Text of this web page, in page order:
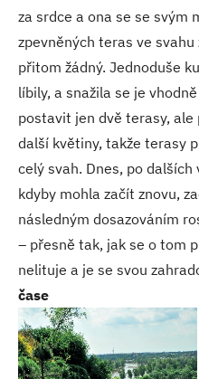
za srdce a ona se se svým
zpevněných teras ve
přitom žádný. Jednoduše
líbily, a snažila se je
postavit jen dvě terasy,
další květiny, takže terasy
celý svah. Dnes, po
kdyby mohla začít znovu,
následným dosazováním
– přesně tak, jak se o tom
nelituje a je se svou
čase